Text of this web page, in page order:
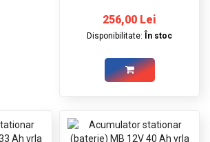
256,00 Lei
Disponibilitate: În stoc